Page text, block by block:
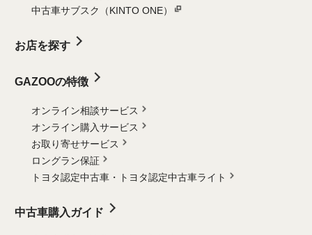
中古車サブスク（KINTO ONE）
お店を探す
GAZOOの特徴
オンライン相談サービス
オンライン購入サービス
お取り寄せサービス
ロングラン保証
トヨタ認定中古車・
トヨタ認定中古車ライト
中古車購入ガイド